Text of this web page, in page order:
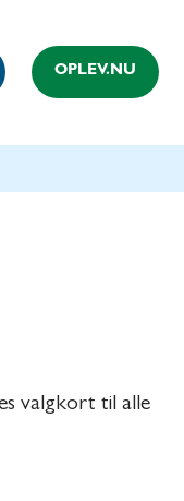
OPLEV.NU
valgkort til alle